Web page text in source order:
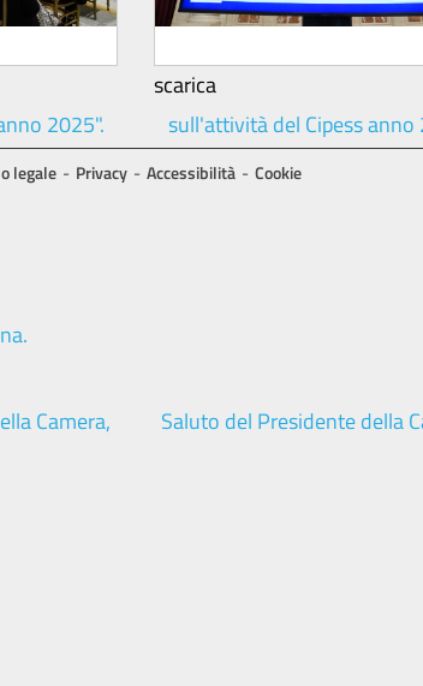
scarica
legale Privacy Accessibilità Cookie